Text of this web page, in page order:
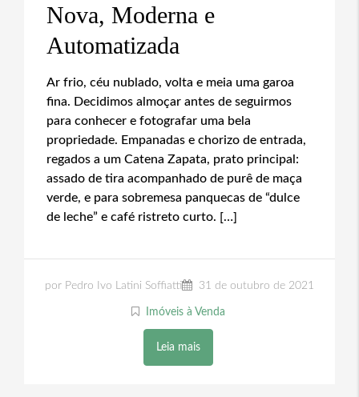
Nova, Moderna e
Automatizada
Ar frio, céu nublado, volta e meia uma garoa
fina. Decidimos almoçar antes de seguirmos
para conhecer e fotografar uma bela
propriedade. Empanadas e chorizo de entrada,
regados a um Catena Zapata, prato principal:
assado de tira acompanhado de purê de maça
verde, e para sobremesa panquecas de “dulce
de leche” e café ristreto curto. […]
por Pedro Ivo Latini Soffiatti 31 de outubro de 2021
Imóveis à Venda
Leia mais